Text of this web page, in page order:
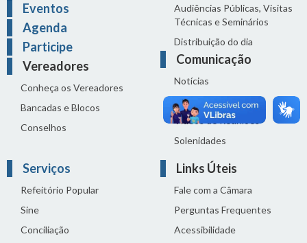
Eventos
Agenda
Participe
Vereadores
Conheça os Vereadores
Bancadas e Blocos
Conselhos
Audiências Públicas, Visitas
Técnicas e Seminários
Distribuição do dia
Comunicação
Notícias
Sala de Imprensa
Vídeos de Reuniões
Solenidades
Serviços
Refeitório Popular
Sine
Conciliação
Links Úteis
Fale com a Câmara
Perguntas Frequentes
Acessibilidade